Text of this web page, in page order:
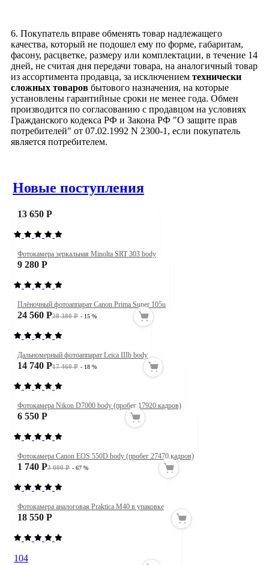
6. Покупатель вправе обменять товар надлежащего
качества, который не подошел ему по форме, габаритам,
фасону, расцветке, размеру или комплектации, в течение 14
дней, не считая дня передачи товара, на аналогичный товар
из ассортимента продавца, за исключением технически
сложных товаров бытового назначения, на которые
установлены гарантийные сроки не менее года. Обмен
производится по согласованию с продавцом на условиях
Гражданского кодекса РФ и Закона РФ "О защите прав
потребителей" от 07.02.1992 N 2300-1, если покупатель
является потребителем.
Новые поступления
13 650 Р
Фотокамера зеркальная Minolta SRT 303 body
9 280 Р
Плёночный фотоаппарат Canon Prima Super 105u
28 380 Р
24 560 Р - 15 %
Дальномерный фотоаппарат Leica IIIb body
17 460 Р
14 740 Р - 18 %
Фотокамера Nikon D7000 body (пробег 17920 кадров)
6 550 Р
Фотокамера Canon EOS 550D body (пробег 27470 кадров)
3 000 Р
1 740 Р - 67 %
Фотокамера аналоговая Praktica M40 в упаковке
18 550 Р
104